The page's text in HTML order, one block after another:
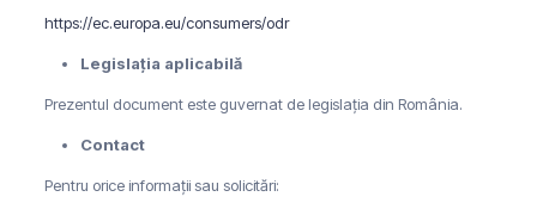
https://ec.europa.eu/consumers/odr
Legislația aplicabilă
Prezentul document este guvernat de legislația din România.
Contact
Pentru orice informații sau solicitări: